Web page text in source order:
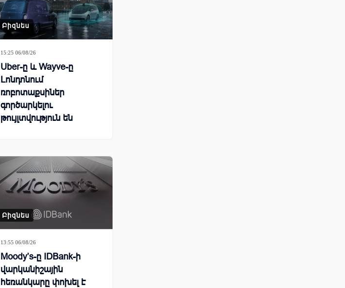
Բիզնես
15:25 06/08/26
Uber-ը և Wayve-ը
Լոնդոնում
ռոբոտաքսիներ
գործարկելու
թույլտվություն են
Բիզնես
13:55 06/08/26
Moody’s-ը IDBank-ի
վարկանիշային
հեռանկարը փոխել է